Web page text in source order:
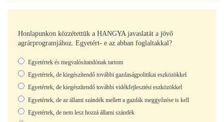
Honlapunkon közzétettük a HANGYA javaslatát a jövő
agrárprogramjához. Egyetért- e az abban foglaltakkal?
Választások
Egyetértek és megvalósítandónak tartom
Egyetértek, de kiegészítendő további gazdaságpolitikai eszközökkel
Egyetértek, de kiegészítendő további vidékfejlesztési eszközökkel
Egyetértek, de az állami szándék mellett a gazdák meggyőzése is kell
Egyetértek, de nem lesz hozzá állami szándék